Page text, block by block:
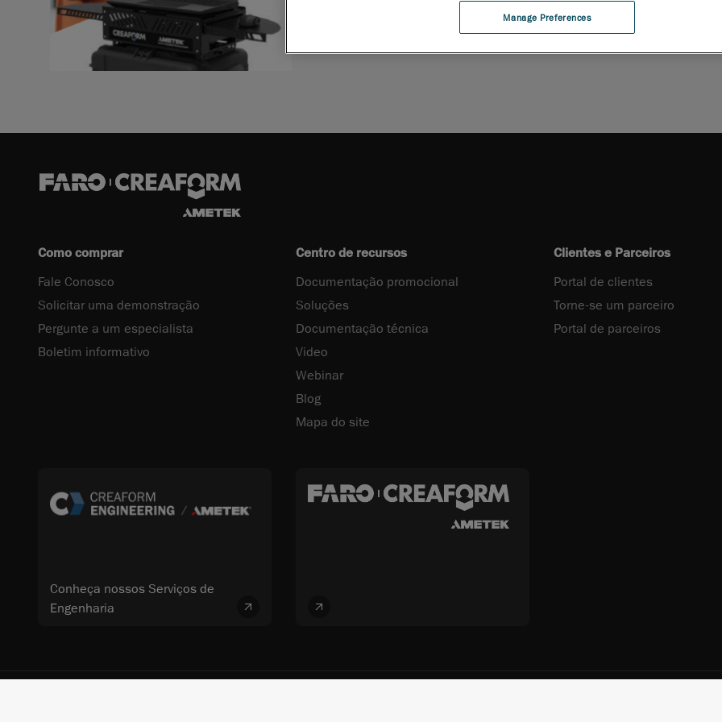
Como comprar
Fale Conosco
Solicitar uma demonstração
Pergunte a um especialista
Boletim informativo
Centro de recursos
Documentação promocional
Soluções
Documentação técnica
Video
Webinar
Blog
Mapa do site
Clientes e Parceiros
Portal de clientes
Torne-se um parceiro
Portal de parceiros
Conheça nossos Serviços de
Engenharia
Manage Preferences